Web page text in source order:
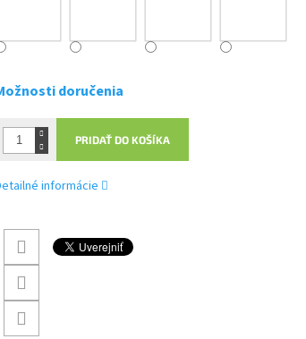
doručenia
PRIDAŤ DO KOŠÍKA
informácie